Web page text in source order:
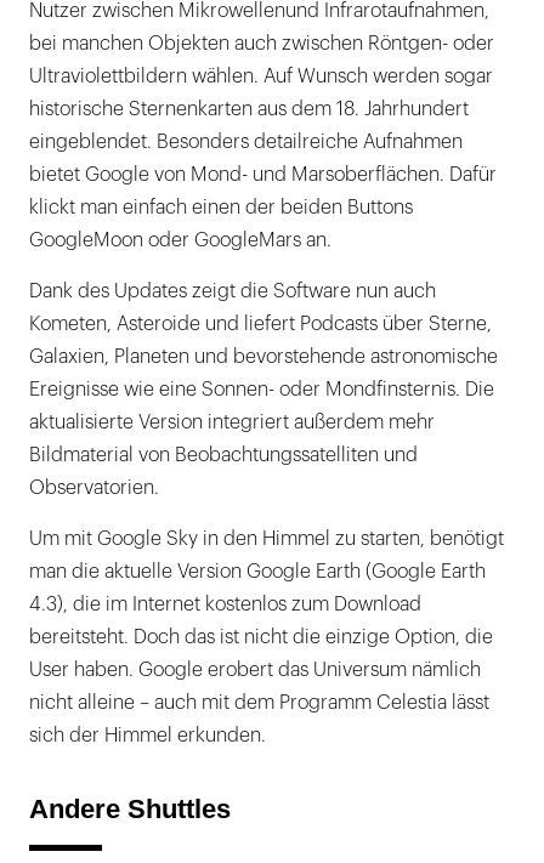
Nutzer zwischen Mikrowellenund Infrarotaufnahmen,
bei manchen Objekten auch zwischen Röntgen- oder
Ultraviolettbildern wählen. Auf Wunsch werden sogar
historische Sternenkarten aus dem 18. Jahrhundert
eingeblendet. Besonders detailreiche Aufnahmen
bietet Google von Mond- und Marsoberflächen. Dafür
klickt man einfach einen der beiden Buttons
GoogleMoon oder GoogleMars an.
Dank des Updates zeigt die Software nun auch
Kometen, Asteroide und liefert Podcasts über Sterne,
Galaxien, Planeten und bevorstehende astronomische
Ereignisse wie eine Sonnen- oder Mondfinsternis. Die
aktualisierte Version integriert außerdem mehr
Bildmaterial von Beobachtungssatelliten und
Observatorien.
Um mit Google Sky in den Himmel zu starten, benötigt
man die aktuelle Version Google Earth (Google Earth
4.3), die im Internet kostenlos zum Download
bereitsteht. Doch das ist nicht die einzige Option, die
User haben. Google erobert das Universum nämlich
nicht alleine – auch mit dem Programm Celestia lässt
sich der Himmel erkunden.
Andere Shuttles